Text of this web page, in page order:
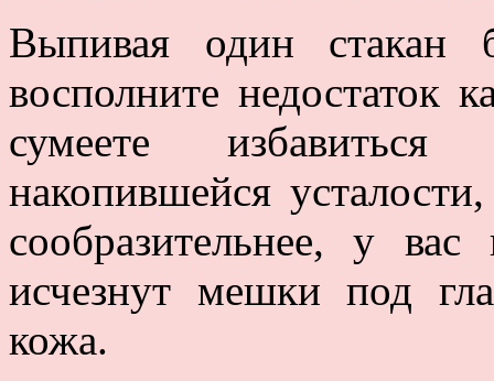
Выпивая один стакан
восполните недостаток
сумеете
накопившейся
сообразительнее, у
исчезнут мешки под
кожа.